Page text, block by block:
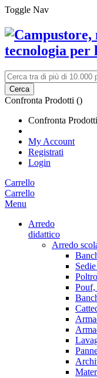
Toggle Nav
Cerca
Confronta Prodotti ()
Confronta Prodotti
My Account
Registrati
Login
Carrello
Carrello
Menu
Arredo
didattico
Arredo
Pouf,